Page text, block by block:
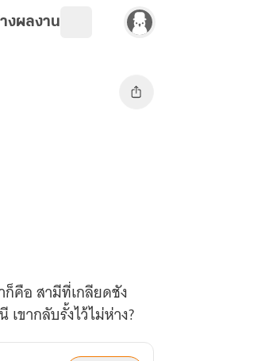
งผลงาน
ก็คือ สามีที่เกลียดชัง
ขากลับรั้งไว้ไม่ห่าง?